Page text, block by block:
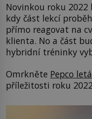
Novinkou roku
kdy část lekcí
přímo reagovat na
klienta. No a část
hybridní tréninky
Omrkněte Pepco
příležitosti roku